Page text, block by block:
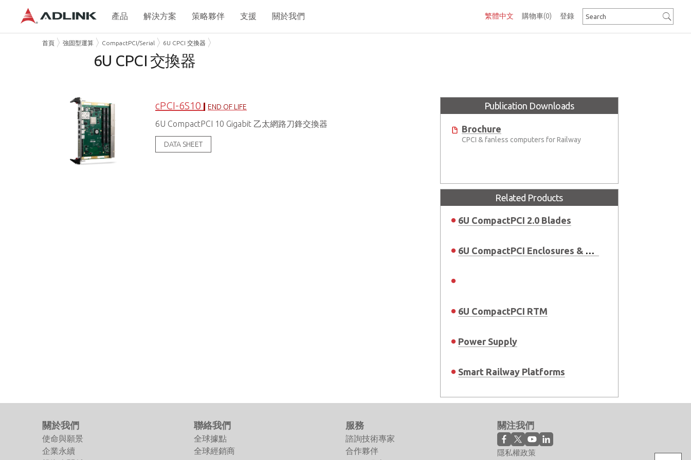
購物車(0)
繁體中文 登錄
產品 解決方案 策略夥伴 支援 關於我們
首頁 強固型運算 CompactPCI/Serial 6U CPCI 交換器
6U CPCI 交換器
cPCI-6S10 END OF LIFE
6U CompactPCI 10 Gigabit 乙太網路刀鋒交換器
DATA SHEET
Publication Downloads
Brochure
CPCI & fanless computers for Railway
Related Products
6U CompactPCI 2.0 Blades
6U CompactPCI Enclosures & Systems
6U CompactPCI RTM
Power Supply
Smart Railway Platforms
關於我們
使命與願景
企業永續
聯絡我們
全球據點
全球經銷商
服務
諮詢技術專家
合作夥伴
關注我們
隱私權政策